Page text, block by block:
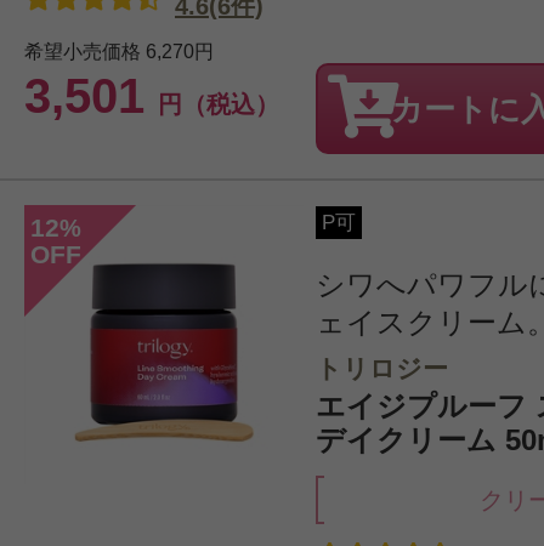
希望小売価格 6,270円
3,501 円（税込）
4.6(6件)
カートに
12%
OFF
P可
シワへパワフル
ェイスクリーム
トリロジー
エイジプルーフ
デイクリーム
クリ